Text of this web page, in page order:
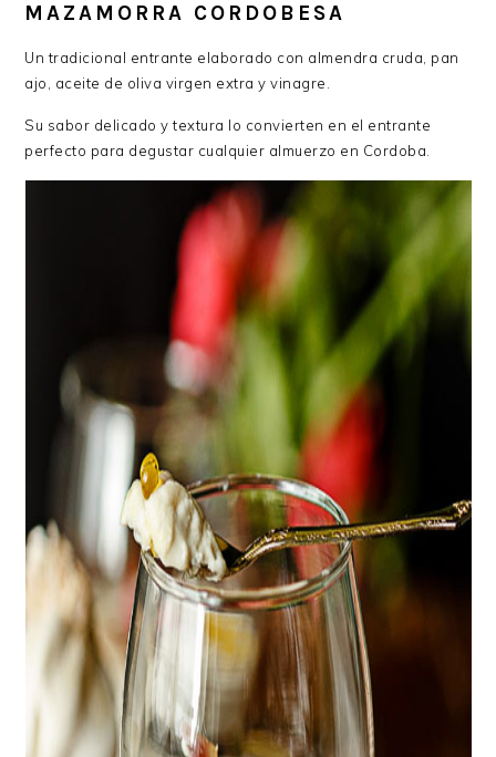
MAZAMORRA CORDOBESA
Un tradicional entrante elaborado con almendra cruda, pan
ajo, aceite de oliva virgen extra y vinagre.
Su sabor delicado y textura lo convierten en el entrante
perfecto para degustar cualquier almuerzo en Cordoba.